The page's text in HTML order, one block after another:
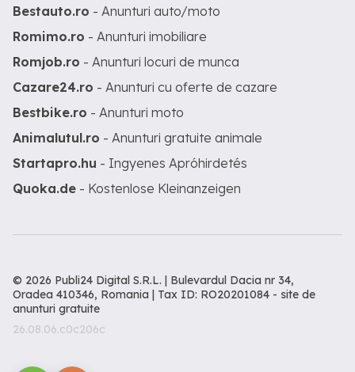
Bestauto.ro - Anunturi auto/moto
Romimo.ro - Anunturi imobiliare
Romjob.ro - Anunturi locuri de munca
Cazare24.ro - Anunturi cu oferte de cazare
Bestbike.ro - Anunturi moto
Animalutul.ro - Anunturi gratuite animale
Startapro.hu - Ingyenes Apróhirdetés
Quoka.de - Kostenlose Kleinanzeigen
© 2026 Publi24 Digital S.R.L. | Bulevardul Dacia nr 34,
Oradea 410346, Romania | Tax ID: RO20201084 - site de
anunturi gratuite
26.08.06.c0c206c